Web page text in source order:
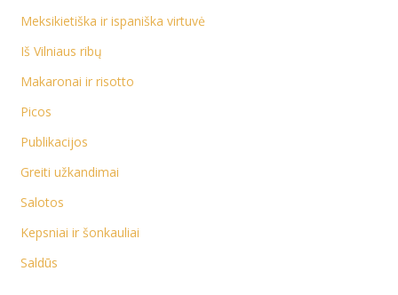
Meksikietiška ir ispaniška virtuvė
Iš Vilniaus ribų
Makaronai ir risotto
Picos
Publikacijos
Greiti užkandimai
Salotos
Kepsniai ir šonkauliai
Saldūs